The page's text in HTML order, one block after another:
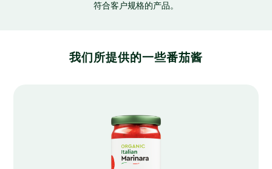
符合客户规格的产品。
我们所提供的一些番茄酱